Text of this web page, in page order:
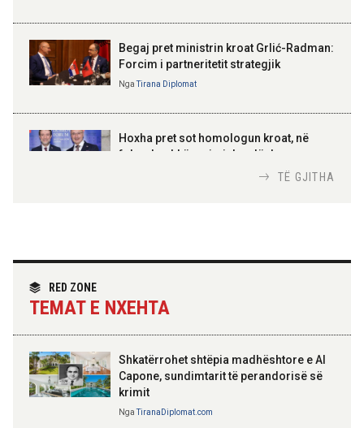
Kosovë!
100-vjetori i themelimit të
Urdhrit të Skënderbeut
Begaj pret ministrin kroat Grlić-Radman:
Forcim i partneritetit strategjik
Nga Tirana Diplomat
Hoxha pret sot homologun kroat, në
fokus bashkëpunimi dypalësh
partneritetit strategjik
TË GJITHA
RED ZONE
TEMAT E NXEHTA
Shkatërrohet shtëpia madhështore e Al
Capone, sundimtarit të perandorisë së
krimit
Nga TiranaDiplomat.com